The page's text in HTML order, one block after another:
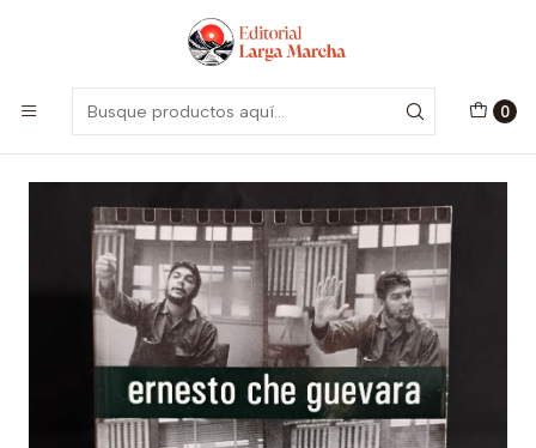
0
Encuentra nuestro catálogo aquí
Retos de la transición socialista en Cuba (1961-1965)
(usado)